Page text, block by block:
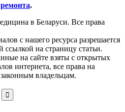
.
в Беларуси. Все права
с нашего ресурса разрешается
ссылкой на страницу статьи.
на сайте взяты с открытых
интернета, все права на
владельцам.